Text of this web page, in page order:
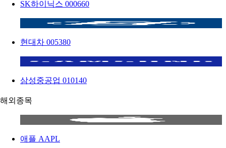
SK하이닉스 000660
현대차 005380
삼성중공업 010140
해외종목
애플 AAPL